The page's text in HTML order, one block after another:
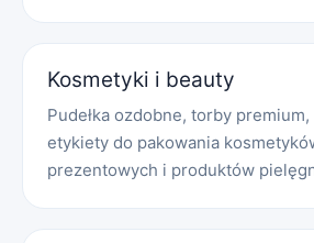
Kosmetyki i beauty
Pudełka ozdobne, torby
etykiety do pakowania
prezentowych i produktów